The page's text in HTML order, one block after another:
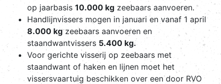
op jaarbasis 10.000 kg zeebaars aanvoeren.
Handlijnvissers mogen in januari en vanaf 1 april
8.000 kgzeebaars aanvoeren en
staandwantvissers 5.400 kg.
Voor gerichte visserij op zeebaars met
staandwant of haken en lijnen moet het
vissersvaartuig beschikken over een door RVO